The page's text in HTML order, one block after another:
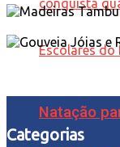
Natação
Categorias